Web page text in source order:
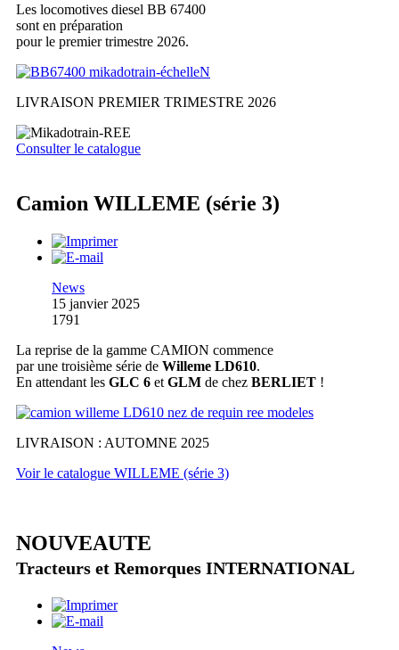
Les locomotives diesel BB 67400
sont en préparation
pour le premier trimestre 2026.
LIVRAISON PREMIER TRIMESTRE 2026
Consulter le catalogue
Camion WILLEME (série 3)
News
15 janvier 2025
1791
La reprise de la gamme CAMION commence
par une troisième série de Willeme LD610.
En attendant les GLC 6 et GLM de chez BERLIET !
LIVRAISON : AUTOMNE 2025
Voir le catalogue WILLEME (série 3)
NOUVEAUTE
Tracteurs et Remorques INTERNATIONAL